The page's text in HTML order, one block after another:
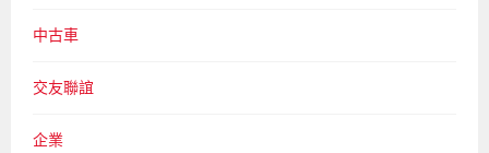
中古車
交友聯誼
企業